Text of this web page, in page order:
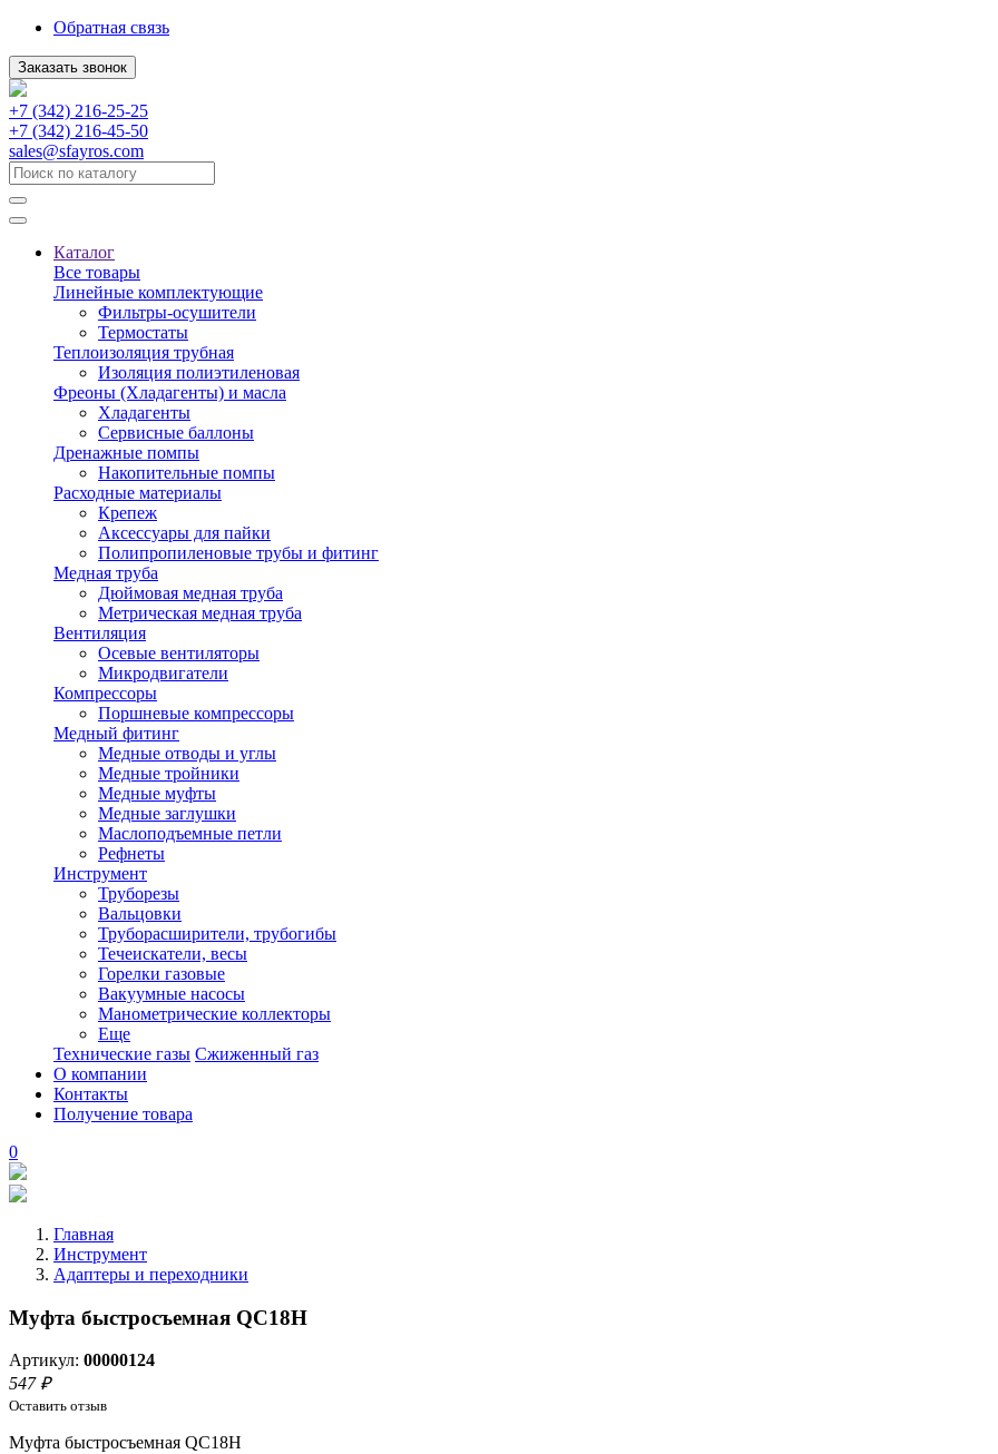
Обратная связь
Заказать звонок
+7 (342) 216-25-25
+7 (342) 216-45-50
sales@sfayros.com
Каталог
Все товары
Линейные комплектующие
Фильтры-осушители
Термостаты
Теплоизоляция трубная
Изоляция полиэтиленовая
Фреоны (Хладагенты) и масла
Хладагенты
Сервисные баллоны
Дренажные помпы
Накопительные помпы
Расходные материалы
Крепеж
Аксессуары для пайки
Полипропиленовые трубы и фитинг
Медная труба
Дюймовая медная труба
Метрическая медная труба
Вентиляция
Осевые вентиляторы
Микродвигатели
Компрессоры
Поршневые компрессоры
Медный фитинг
Медные отводы и углы
Медные тройники
Медные муфты
Медные заглушки
Маслоподъемные петли
Рефнеты
Инструмент
Труборезы
Вальцовки
Труборасширители, трубогибы
Течеискатели, весы
Горелки газовые
Вакуумные насосы
Манометрические коллекторы
Еще
Технические газы Сжиженный газ
О компании
Контакты
Получение товара
0
Главная
Инструмент
Адаптеры и переходники
Муфта быстросъемная QC18H
Артикул: 00000124
547 ₽
Оставить отзыв
Муфта быстросъемная QC18H